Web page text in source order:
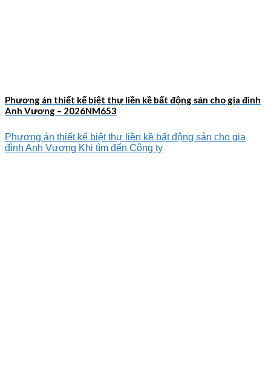
Phương án thiết kế biệt thự liền kề bất động sản cho gia đình
Anh Vương – 2026NM653
Phương án thiết kế biệt thự liền kề bất động sản cho gia
đình Anh Vương Khi tìm đến Công ty